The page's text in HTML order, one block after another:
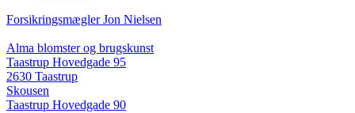
Forsikringsmægler Jon Nielsen
Alma blomster og brugskunst
Taastrup Hovedgade 95
2630 Taastrup
Skousen
Taastrup Hovedgade 90